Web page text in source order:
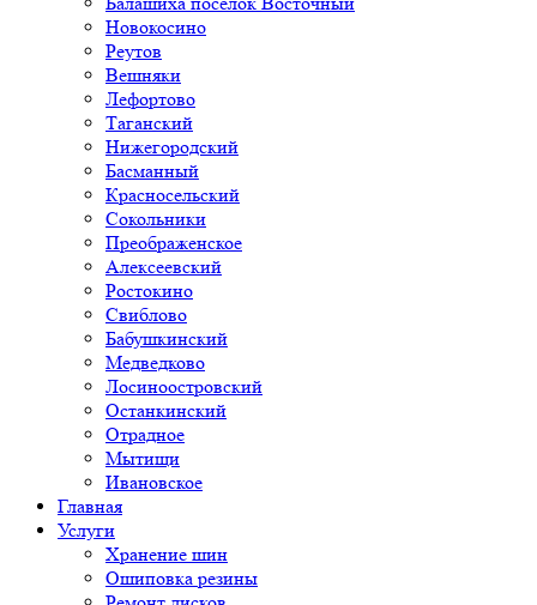
Новокосино
Реутов
Вешняки
Лефортово
Таганский
Нижегородский
Басманный
Красносельский
Сокольники
Преображенское
Алексеевский
Ростокино
Свиблово
Бабушкинский
Медведково
Лосиноостровский
Останкинский
Отрадное
Мытищи
Ивановское
Главная
Услуги
Хранение шин
Ошиповка резины